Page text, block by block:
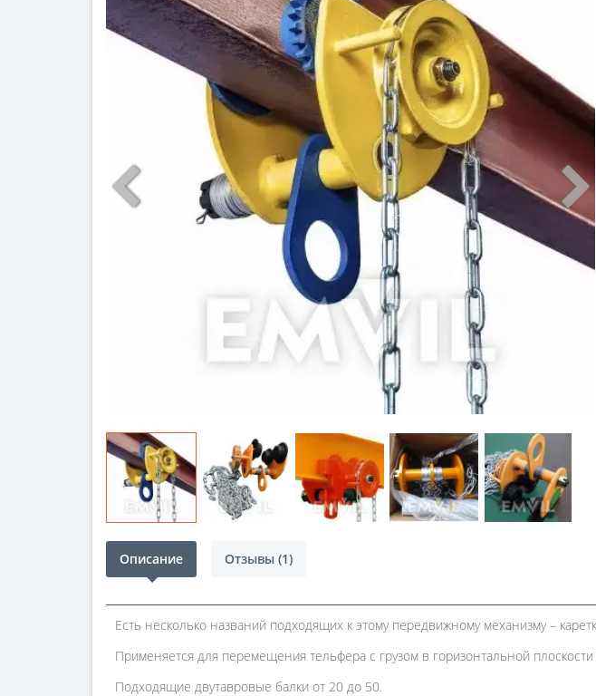
Описание Отзывы (1)
Есть несколько названий подходящих к этому передвижному механизму –
Применяется для перемещения тельфера с грузом в горизонтальной плоскости
Подходящие двутавровые балки от 20 до 50.